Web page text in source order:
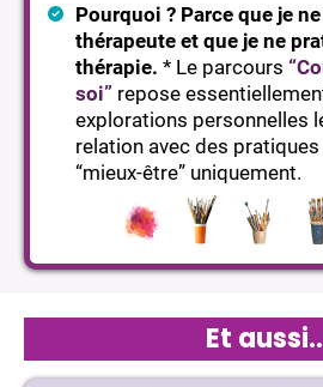
Pourquoi ? Parce que je
thérapeute et que je ne
thérapie. * Le parcours
soi” repose
explorations personnelles
relation avec des
“mieux-être” uniquement.
Et